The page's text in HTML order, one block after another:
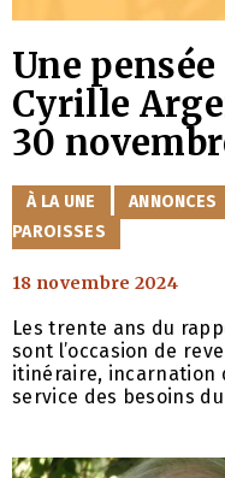
Une
Cyrille
30
CATÉGORIES
À LA UNE ANNONCES
PAROISSES
18 novembre 2024
Les trente ans du
sont l’occasion de
itinéraire, incarnation
service des besoins du